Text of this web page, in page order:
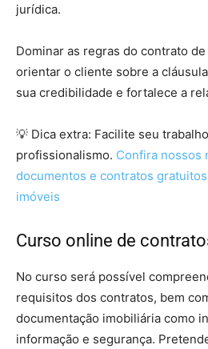
jurídica.
Dominar as regras do contrato
orientar o cliente sobre a
sua credibilidade e fortalece a
💡 Dica extra: Facilite seu
profissionalismo. Confira nossos
documentos e contratos
imóveis
Curso online de
No curso será possível
requisitos dos contratos, bem
documentação imobiliária como
informação e segurança.